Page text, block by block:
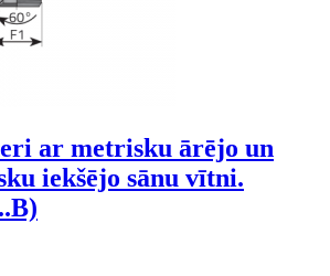
ar metrisku ārējo un
iekšējo sānu vītni.